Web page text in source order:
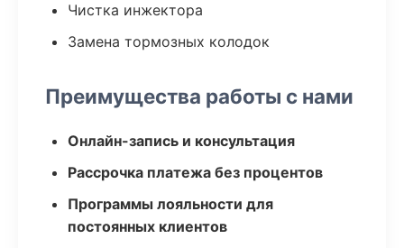
Чистка инжектора
Замена тормозных колодок
Преимущества работы с нами
Онлайн-запись и консультация
Рассрочка платежа без процентов
Программы лояльности для
постоянных клиентов